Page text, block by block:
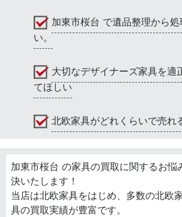
加東市桜台 で遺品整理から
い。
大切なデザイナーズ家具を適
てほしい
北欧家具がどれくらいで売れ
加東市桜台 の家具の買取に関するお悩
決いたします！
当店は北欧家具をはじめ、多数の北欧
具の買取実績が豊富です。